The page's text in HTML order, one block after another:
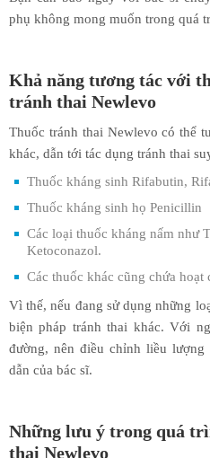
phụ không mong muốn trong quá
Khả năng tương tác với
tránh thai Newlevo
Thuốc tránh thai Newlevo có thể
khác, dẫn tới tác dụng tránh thai
Thuốc kháng sinh Rifabutin,
Thuốc kháng sinh họ Penicillin
Các loại thuốc kháng nấm như
Ketoconazol.
Các thuốc khác cũng chứa hoạt
Vì thế, nếu đang sử dụng những
biện pháp tránh thai khác. Với
đường, nên điều chỉnh liều
dẫn của bác sĩ.
Những lưu ý trong quá
thai Newlevo